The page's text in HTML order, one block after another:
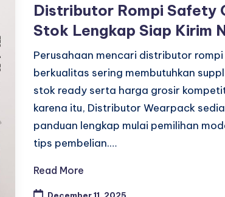
Distributor Rompi Safety
Stok Lengkap Siap Kirim
Perusahaan mencari distributor
berkualitas sering membutuhkan
stok ready serta harga grosir
karena itu, Distributor Wearpack
panduan lengkap mulai pemilihan
tips pembelian.…
Read More